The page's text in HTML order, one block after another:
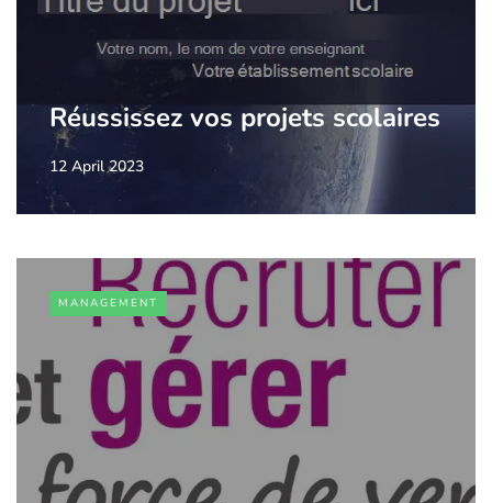
Réussissez vos projets scolaires
12 April 2023
MANAGEMENT